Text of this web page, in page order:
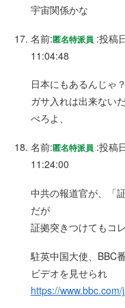
宇宙関係かな
名前:匿名特派員 :投稿
11:04:48
日本にもあるんじゃ？
ガサ入れは出来ない
べろよ、
名前:匿名特派員 :投稿
11:24:00
中共の報道官が、「
だが
証拠突きつけてもコ
駐英中国大使、BBC
ビデオを見せられ
https://